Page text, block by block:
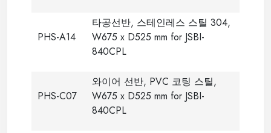
PHS-A14
타공선반, 스테인레스 스틸 304,
W675 x D525 mm for JSBI-
840CPL
PHS-C07
와이어 선반, PVC 코팅 스틸,
W675 x D525 mm for JSBI-
840CPL